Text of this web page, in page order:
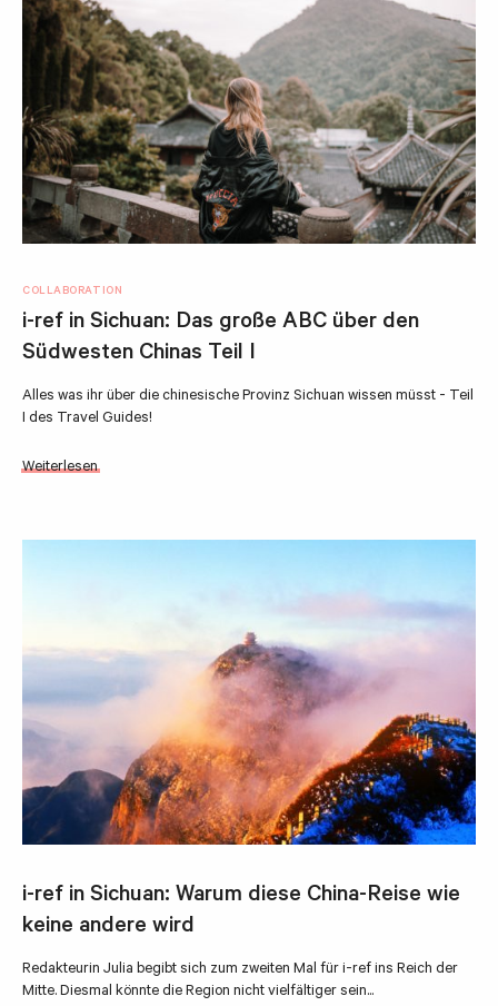
COLLABORATION
i-ref in Sichuan: Das große ABC über den
Südwesten Chinas Teil I
Alles was ihr über die chinesische Provinz Sichuan wissen müsst - Teil
I des Travel Guides!
Weiterlesen
i-ref in Sichuan: Warum diese China-Reise wie
keine andere wird
Redakteurin Julia begibt sich zum zweiten Mal für i-ref ins Reich der
Mitte. Diesmal könnte die Region nicht vielfältiger sein...